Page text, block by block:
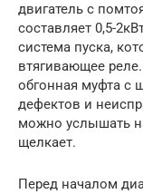
двигатель с
составляет 0,5-
система пуска,
втягивающее
обгонная муфта с
дефектов и
можно услышать
щелкает.
Перед началом